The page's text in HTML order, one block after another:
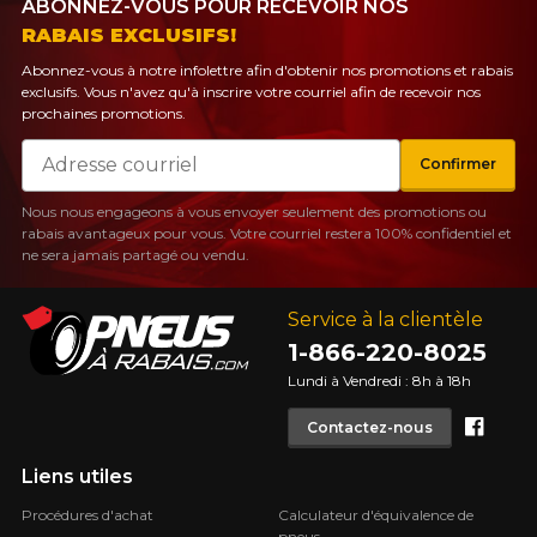
CODE PROMORABAIS10
POUR UN TEMPS LIMITÉ SUR
MINIMUM DE 500$ AVANT TAXES.
CODE PROMORABAIS10
MINIMUM DE 500$ AVANT TAXES.
PLUS D'INFO
CODE PROMORABAIS10
MINIMUM DE 500$ AVANT TAXES.
PLUS D'INFO
Service à la clientèle
1-866-220-8025
Lundi à Vendredi : 8h à 18h
Contactez-nous
Liens utiles
Procédures d'achat
Calculateur d'équivalence de
ABONNEZ-VOUS POUR RECEVOIR NOS
RABAIS EXCLUSIFS!
Abonnez-vous à notre infolettre afin d'obtenir nos promotions et rabais
exclusifs. Vous n'avez qu'à inscrire votre courriel afin de recevoir nos
prochaines promotions.
Courriel
Confirmer
Nous nous engageons à vous envoyer seulement des promotions ou
rabais avantageux pour vous. Votre courriel restera 100% confidentiel et
ne sera jamais partagé ou vendu.